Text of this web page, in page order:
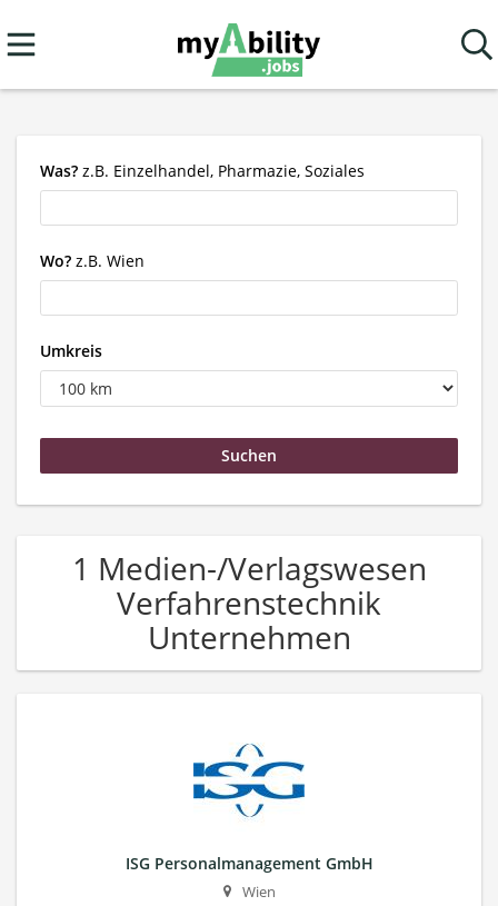
Was? z.B. Einzelhandel, Pharmazie, Soziales
Wo? z.B. Wien
Umkreis
1 Medien-/Verlagswesen
Verfahrenstechnik
Unternehmen
ISG Personalmanagement GmbH
Wien